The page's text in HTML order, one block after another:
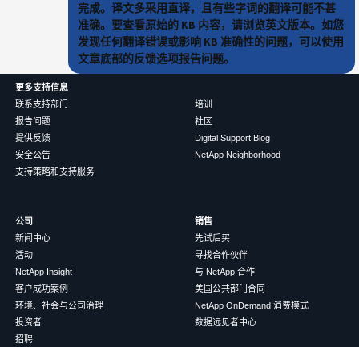
完成。译文多采用直译，且有些字词的翻译可能不甚
准确。要查看原始的 KB 内容，请浏览英文版本。如您
发现任何翻译错误或影响 KB 准确性的问题，可以使用
文章底部的反馈选项报告问题。
更多支持信息
联系支持部门
报告问题
提供反馈
安全公告
支持策略和支持服务
培训
社区
Digital Support Blog
NetApp Neighborhood
公司
新闻中心
活动
NetApp Insight
客户成功案例
环境、社会与公司治理
投资者
招聘
销售
先试后买
寻找合作伙伴
与 NetApp 合作
美国公共部门合同
NetApp OnDemand 消费模式
数据远见者中心